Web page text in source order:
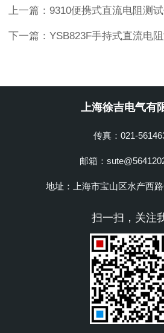
上一篇： 9310便携式直流电阻测
下一篇： YSB823F手持式直流电
上海徐吉电气有
传真：021-
邮箱：
地址：上海市宝山区水产西
扫一扫，关注